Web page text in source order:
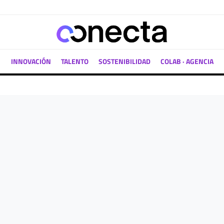
INNOVACIÓN TALENTO SOSTENIBILIDAD COLAB · AGENCIA